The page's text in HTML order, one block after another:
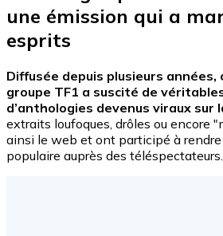
une émission qui a
esprits
Diffusée depuis plusieurs
groupe TF1 a suscité de
d’anthologies devenus viraux sur
extraits loufoques, drôles ou encore
ainsi le web et ont participé à
populaire auprès des téléspectateurs.